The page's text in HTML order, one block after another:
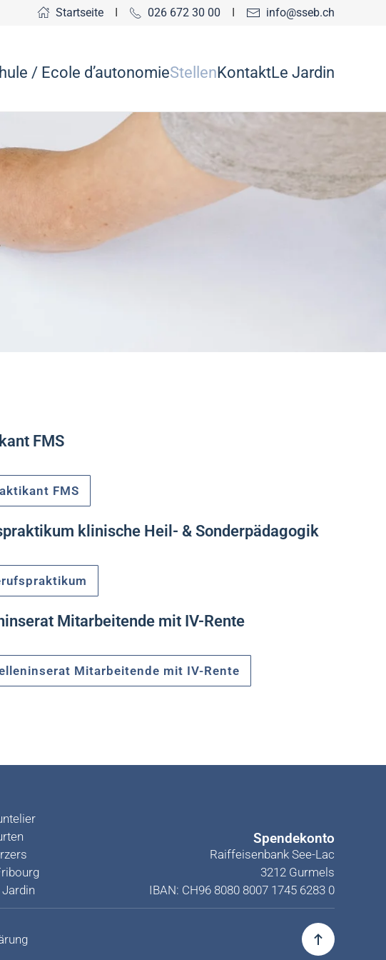
Startseite I 026 672 30 00 I info@sseb.ch
/ Ecole d’autonomieStellenKontaktLe Jardin
FMS
FMS
klinische Heil- & Sonderpädagogik
Mitarbeitende mit IV-Rente
Mitarbeitende mit IV-Rente
Spendekonto
Raiffeisenbank See-Lac
3212 Gurmels
IBAN: CH96 8080 8007 1745 6283 0